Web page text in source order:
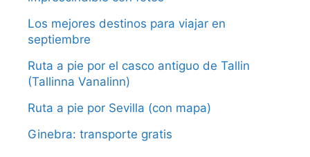
Los mejores destinos para viajar en
septiembre
Ruta a pie por el casco antiguo de Tallin
(Tallinna Vanalinn)
Ruta a pie por Sevilla (con mapa)
Ginebra: transporte gratis